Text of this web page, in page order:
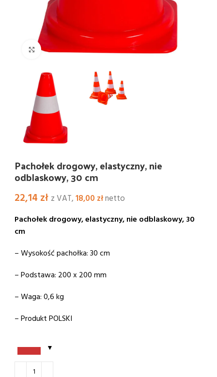
Kliknij i powiększ
Pachołek drogowy, elastyczny, nie
odblaskowy, 30 cm
22,14 zł z VAT,18,00 złnetto
Pachołek drogowy, elastyczny, nie odblaskowy, 30
cm
– Wysokość pachołka: 30 cm
– Podstawa: 200 x 200 mm
– Waga: 0,6 kg
– Produkt POLSKI